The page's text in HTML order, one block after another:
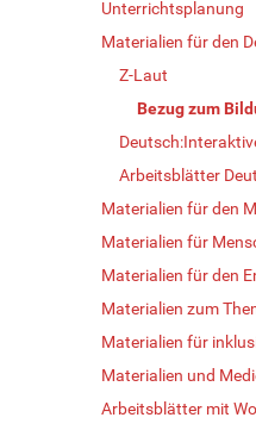
Unterrichtsplanung
Materialien für den
Z-Laut
Bezug zum
Arbeitsblätter
Materialien für den
Materialien für
Materialien für den
Materialien zum
Materialien für
Materialien und
Arbeitsblätter mit